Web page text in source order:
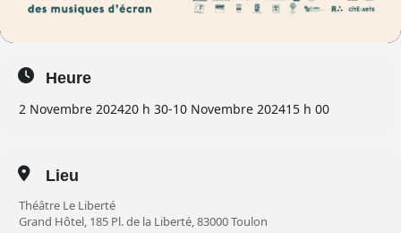
Heure
2 Novembre 202420 h 30-10 Novembre 202415 h 00
Lieu
Théâtre Le Liberté
Grand Hôtel, 185 Pl. de la Liberté, 83000 Toulon